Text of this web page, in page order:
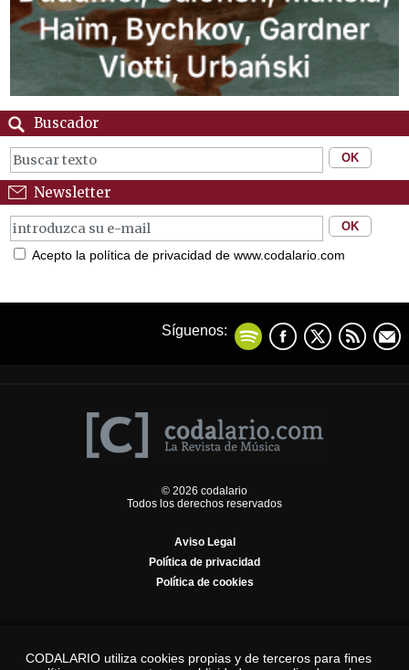
Buscador
Newsletter
Acepto la política de privacidad de www.codalario.com
Síguenos:
© 2026 codalario
Todos los derechos reservados
Aviso Legal
Política de privacidad
Política de cookies
CODALARIO utiliza cookies propias y de terceros para fines